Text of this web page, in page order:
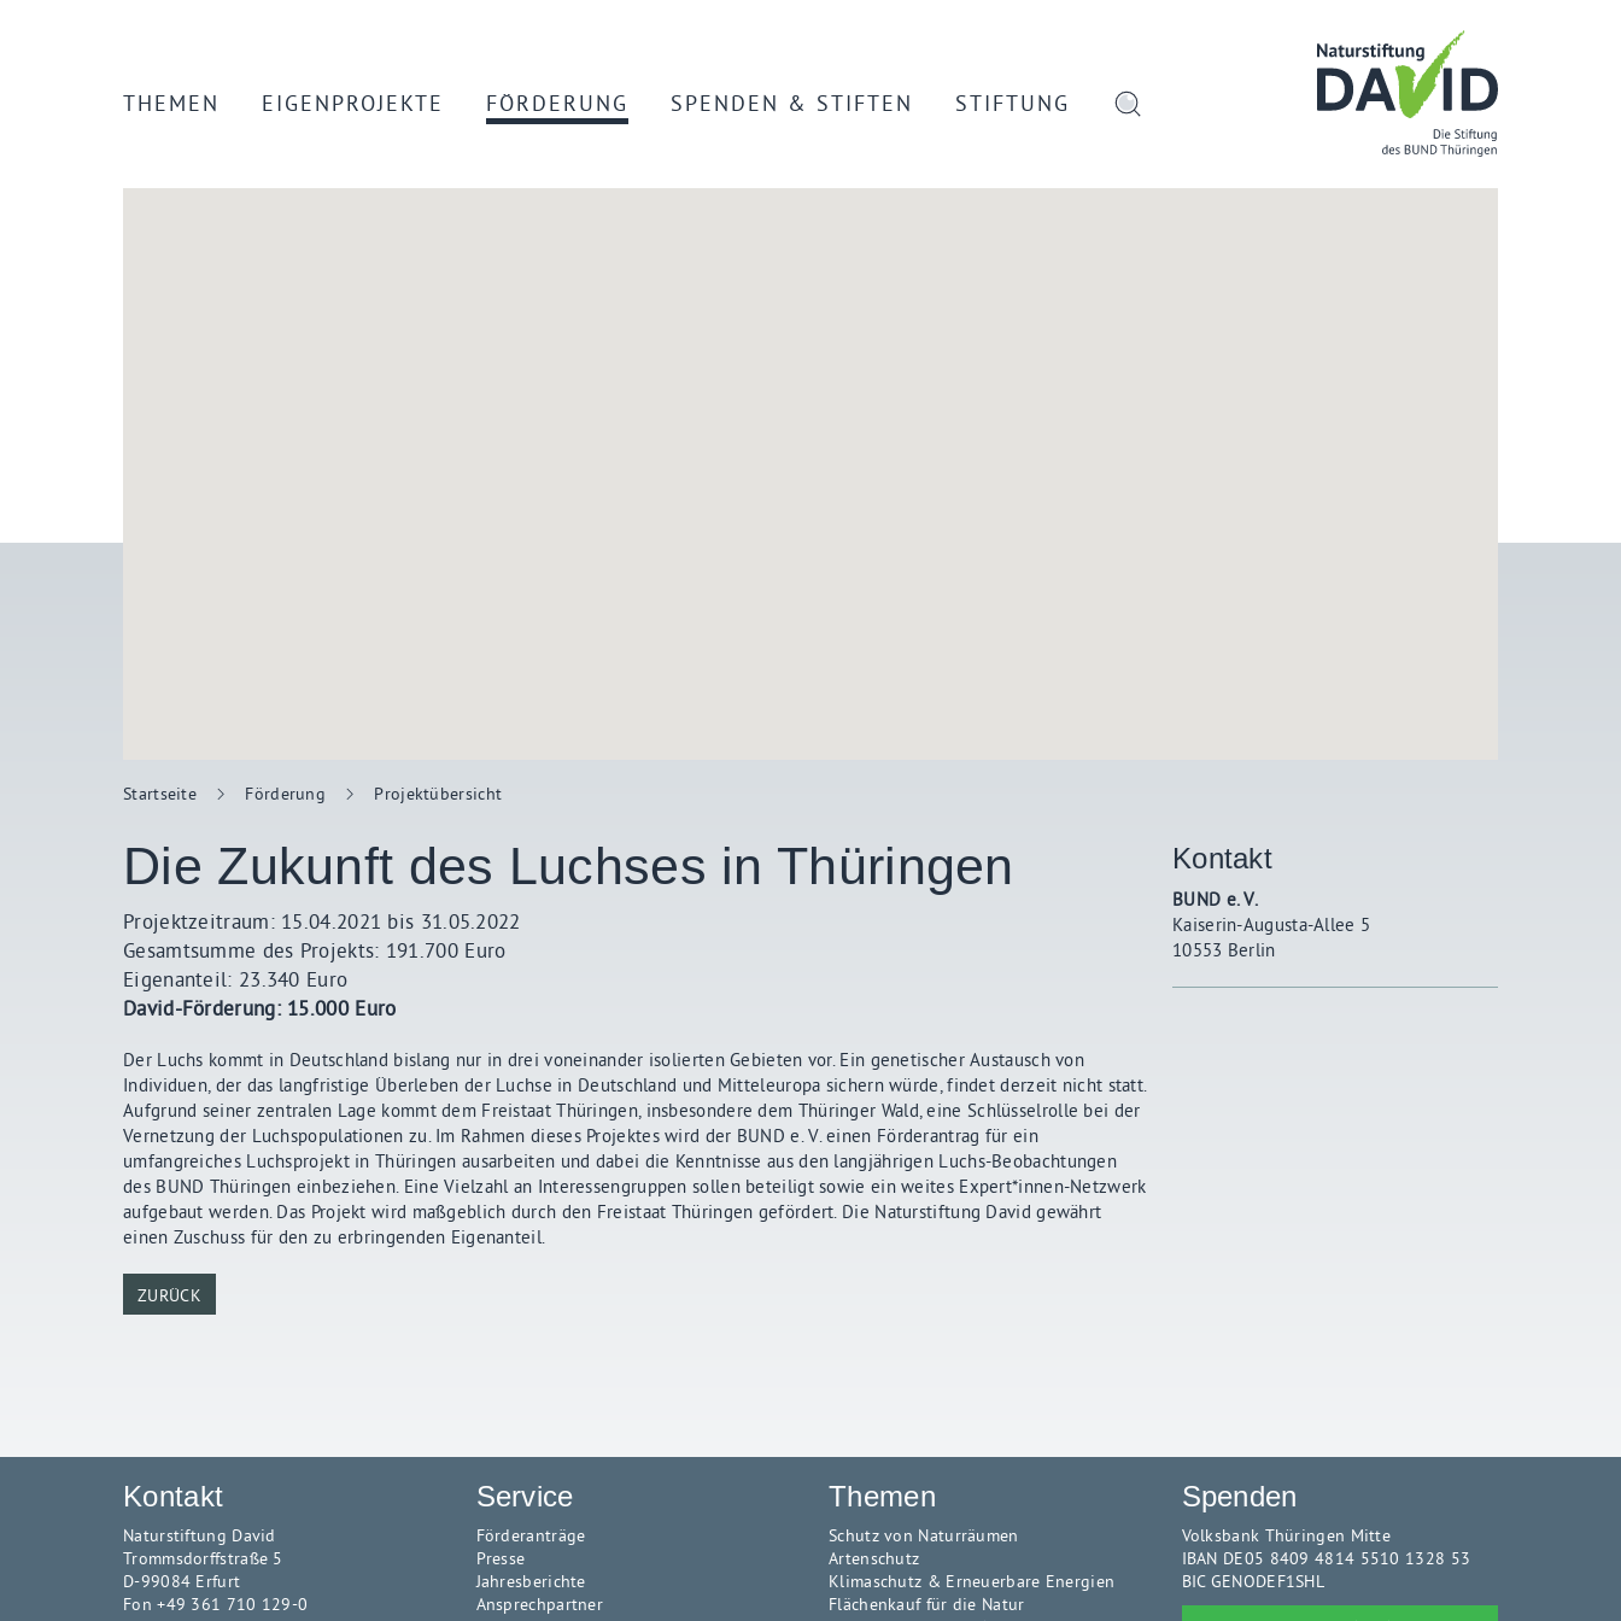
THEMEN EIGENPROJEKTE FÖRDERUNG SPENDEN & STIFTEN STIFTUNG
Startseite Förderung Projektübersicht
Die Zukunft des Luchses in Thüringen
Projektzeitraum: 15.04.2021 bis 31.05.2022
Gesamtsumme des Projekts: 191.700 Euro
Eigenanteil: 23.340 Euro
David-Förderung: 15.000 Euro
Der Luchs kommt in Deutschland bislang nur in drei voneinander isolierten Gebieten vor. Ein genetischer Austausch von
Individuen, der das langfristige Überleben der Luchse in Deutschland und Mitteleuropa sichern würde, findet derzeit nicht statt.
Aufgrund seiner zentralen Lage kommt dem Freistaat Thüringen, insbesondere dem Thüringer Wald, eine Schlüsselrolle bei der
Vernetzung der Luchspopulationen zu. Im Rahmen dieses Projektes wird der BUND e. V. einen Förderantrag für ein
umfangreiches Luchsprojekt in Thüringen ausarbeiten und dabei die Kenntnisse aus den langjährigen Luchs-Beobachtungen
des BUND Thüringen einbeziehen. Eine Vielzahl an Interessengruppen sollen beteiligt sowie ein weites Expert*innen-Netzwerk
aufgebaut werden. Das Projekt wird maßgeblich durch den Freistaat Thüringen gefördert. Die Naturstiftung David gewährt
einen Zuschuss für den zu erbringenden Eigenanteil.
ZURÜCK
Kontakt
BUND e. V.
Kaiserin-Augusta-Allee 5
10553 Berlin
Kontakt
Naturstiftung David
Trommsdorffstraße 5
D-99084 Erfurt
Fon +49 361 710 129-0
Service
Förderanträge
Presse
Jahresberichte
Ansprechpartner
Themen
Schutz von Naturräumen
Artenschutz
Klimaschutz & Erneuerbare Energien
Flächenkauf für die Natur
Spenden
Volksbank Thüringen Mitte
IBAN DE05 8409 4814 5510 1328 53
BIC GENODEF1SHL